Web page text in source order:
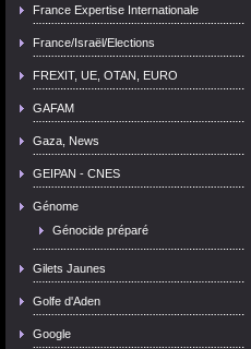
France Expertise Internationale
France/Israël/Elections
FREXIT, UE, OTAN, EURO
GAFAM
Gaza, News
GEIPAN - CNES
Génome
Génocide préparé
Gilets Jaunes
Golfe d'Aden
Google